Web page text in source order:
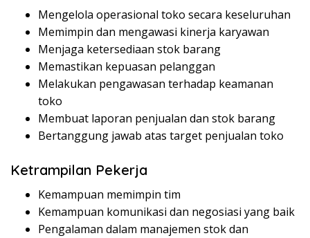
Mengelola operasional toko secara keseluruhan
Memimpin dan mengawasi kinerja karyawan
Menjaga ketersediaan stok barang
Memastikan kepuasan pelanggan
Melakukan pengawasan terhadap keamanan
toko
Membuat laporan penjualan dan stok barang
Bertanggung jawab atas target penjualan toko
Ketrampilan Pekerja
Kemampuan memimpin tim
Kemampuan komunikasi dan negosiasi yang baik
Pengalaman dalam manajemen stok dan